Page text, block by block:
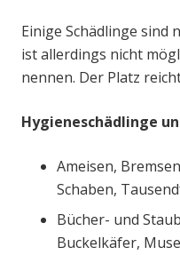
Einige Schädlinge sind
ist allerdings nicht
nennen. Der Platz
Hygieneschädlinge
Ameisen,
Schaben,
Bücher- und
Buckelkäfer,